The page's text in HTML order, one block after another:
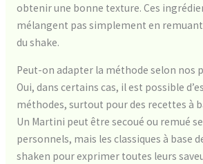
obtenir une bonne texture. Ces
mélangent pas simplement en
du shake.
Peut-on adapter la méthode selon nos
Oui, dans certains cas, il est possible
méthodes, surtout pour des recettes à
Un Martini peut être secoué ou remué
personnels, mais les classiques à base
shaken pour exprimer toutes leurs